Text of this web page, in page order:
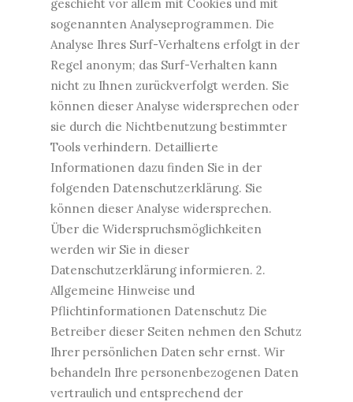
geschieht vor allem mit Cookies und mit
sogenannten Analyseprogrammen. Die
Analyse Ihres Surf-Verhaltens erfolgt in der
Regel anonym; das Surf-Verhalten kann
nicht zu Ihnen zurückverfolgt werden. Sie
können dieser Analyse widersprechen oder
sie durch die Nichtbenutzung bestimmter
Tools verhindern. Detaillierte
Informationen dazu finden Sie in der
folgenden Datenschutzerklärung. Sie
können dieser Analyse widersprechen.
Über die Widerspruchsmöglichkeiten
werden wir Sie in dieser
Datenschutzerklärung informieren. 2.
Allgemeine Hinweise und
Pflichtinformationen Datenschutz Die
Betreiber dieser Seiten nehmen den Schutz
Ihrer persönlichen Daten sehr ernst. Wir
behandeln Ihre personenbezogenen Daten
vertraulich und entsprechend der